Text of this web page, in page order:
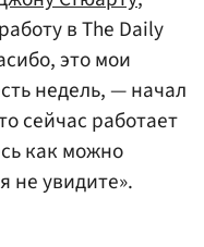
в The Daily
это мои
недель, — начал
сейчас работает
как можно
не увидите».